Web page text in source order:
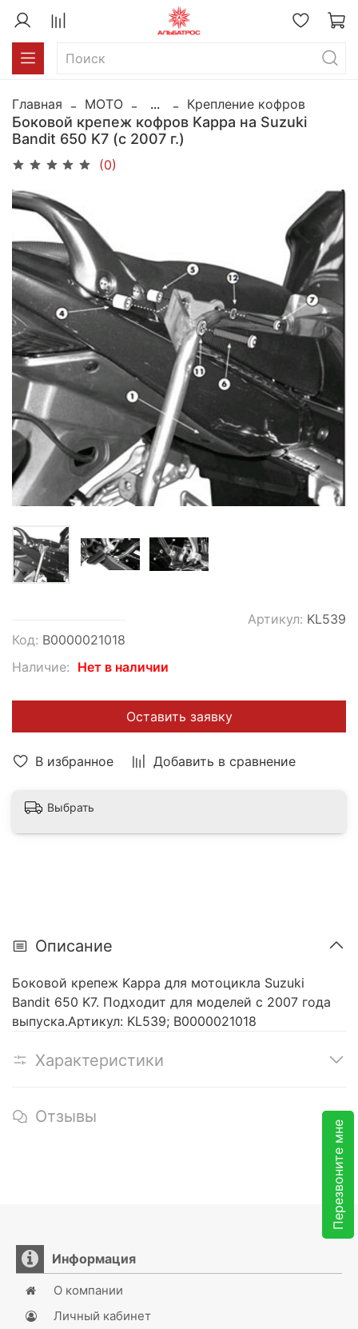
Перезвоните мне
Главная MOTO ... Крепление кофров
Боковой крепеж кофров Kappa на Suzuki
Bandit 650 K7 (c 2007 г.)
(0)
В избранное Добавить в сравнение
Код: В0000021018
Артикул: KL539
Наличие: Нет в наличии
Оставить заявку
Выбрать
Описание
Боковой крепеж Kappa для мотоцикла Suzuki
Bandit 650 K7. Подходит для моделей с 2007 года
выпуска.Артикул: KL539; В0000021018
Характеристики
Отзывы
Информация
О компании
Личный кабинет